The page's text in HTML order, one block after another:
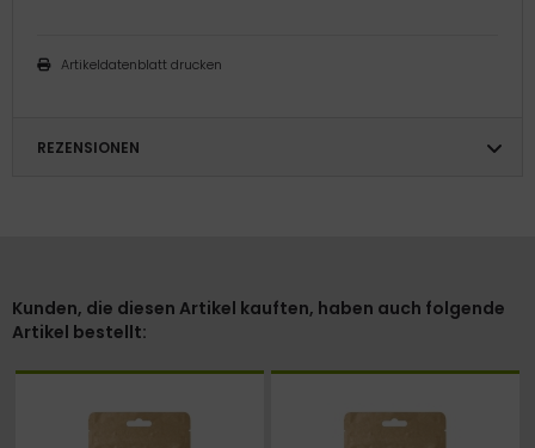
Artikeldatenblatt drucken
REZENSIONEN
Kunden, die diesen Artikel kauften, haben auch folgende
Artikel bestellt: